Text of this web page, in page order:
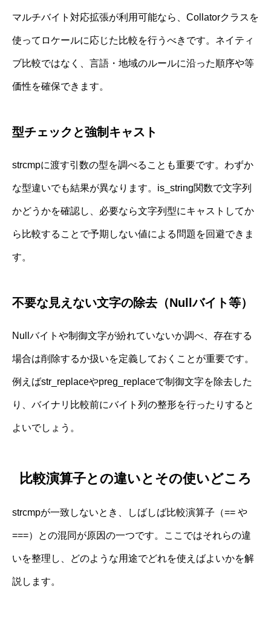
マルチバイト対応拡張が利用可能なら、Collatorクラスを
使ってロケールに応じた比較を行うべきです。ネイティ
ブ比較ではなく、言語・地域のルールに沿った順序や等
価性を確保できます。
型チェックと強制キャスト
strcmpに渡す引数の型を調べることも重要です。わずか
な型違いでも結果が異なります。is_string関数で文字列
かどうかを確認し、必要なら文字列型にキャストしてか
ら比較することで予期しない値による問題を回避できま
す。
不要な見えない文字の除去（Nullバイト等）
Nullバイトや制御文字が紛れていないか調べ、存在する
場合は削除するか扱いを定義しておくことが重要です。
例えばstr_replaceやpreg_replaceで制御文字を除去した
り、バイナリ比較前にバイト列の整形を行ったりすると
よいでしょう。
比較演算子との違いとその使いどころ
strcmpが一致しないとき、しばしば比較演算子（== や
===）との混同が原因の一つです。ここではそれらの違
いを整理し、どのような用途でどれを使えばよいかを解
説します。